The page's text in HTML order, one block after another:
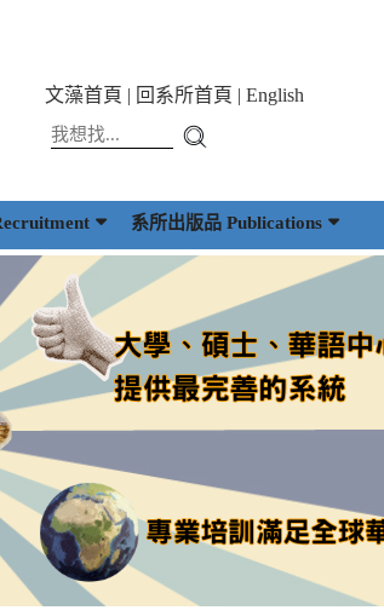
文藻首頁 回系所首頁 English
系所出版品 Publications